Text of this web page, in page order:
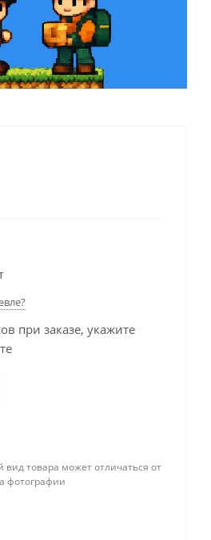
при заказе, укажите
товара может отличаться от
фотографии